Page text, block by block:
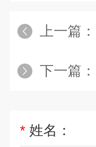
上一篇：
下一篇：
* 姓名：